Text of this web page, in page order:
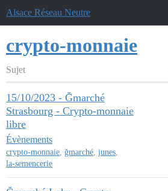
Alsace Réseau Neutre
crypto-monnaie
Sujet
15/10/2023 - Ğmarché
Strasbourg - Crypto-monnaie
libre
Évènements
crypto-monnaie, ğmarché, junes,
la-semencerie